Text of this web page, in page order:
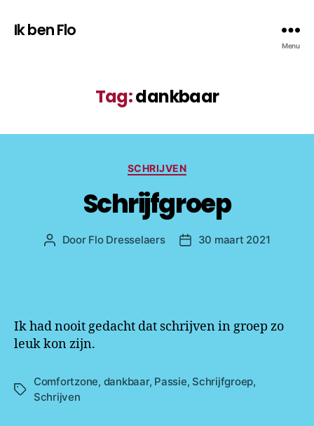
Ik ben Flo
Menu
Tag:dankbaar
Categorieën
SCHRIJVEN
Schrijfgroep
Bericht
Door Flo Dresselaers Berichtdatum
30 maart 2021
Ik had nooit gedacht dat schrijven in groep zo
leuk kon zijn.
Tags
Comfortzone, dankbaar, Passie, Schrijfgroep,
Schrijven